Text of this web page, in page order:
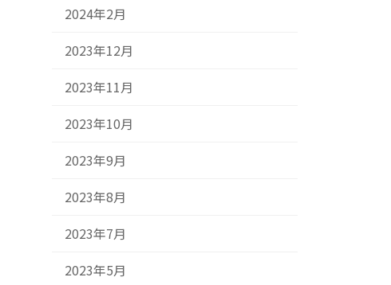
2024年2月
2023年12月
2023年11月
2023年10月
2023年9月
2023年8月
2023年7月
2023年5月